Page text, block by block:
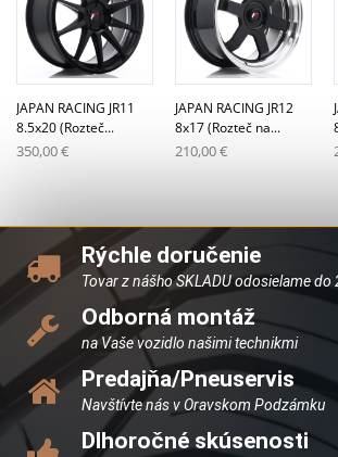
JAPAN RACING JR11
8.5x20 (Rozteč...
350,00 €
JAPAN RACING JR12
8x17 (Rozteč na...
210,00 €
Rýchle doručenie
Tovar z nášho SKLADU odosielame do
Odborná montáž
na Vaše vozidlo našimi technikmi
Predajňa/Pneuservis
Navštívte nás v Oravskom Podzámku
Dlhoročné skúsenosti